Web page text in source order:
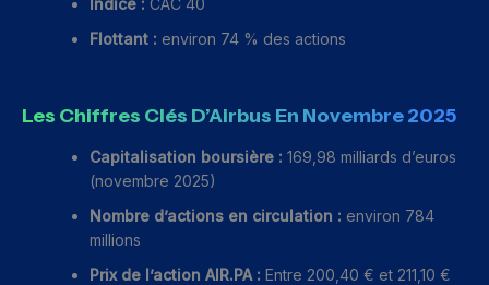
Indice : CAC 40
Flottant : environ 74 % des actions
Les Chiffres Clés D’Airbus En Novembre 2025
Capitalisation boursière : 169,98 milliards d’euros
(novembre 2025)
Nombre d’actions en circulation : environ 784
millions
Prix de l’action AIR.PA : Entre 200,40 € et 211,10 €